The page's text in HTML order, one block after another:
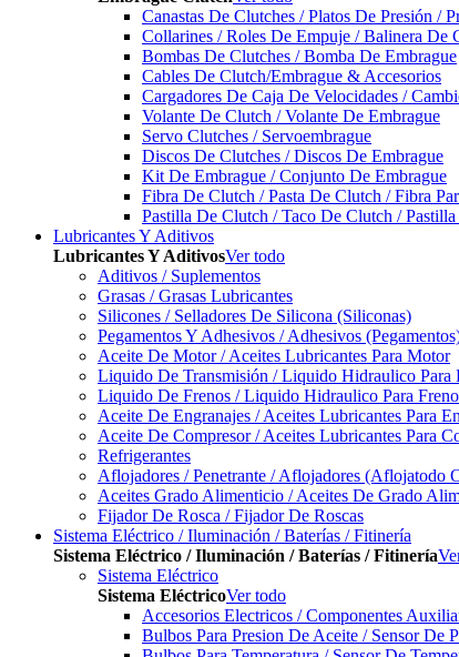
Canastas De Clutches / Platos De Presión /
Collarines / Roles De Empuje / Balinera De
Bombas De Clutches / Bomba De Embrague
Cables De Clutch/Embrague & Accesorios
Cargadores De Caja De Velocidades /
Volante De Clutch / Volante De Embrague
Servo Clutches / Servoembrague
Discos De Clutches / Discos De Embrague
Kit De Embrague / Conjunto De Embrague
Fibra De Clutch / Pasta De Clutch / Fibra
Pastilla De Clutch / Taco De Clutch /
Lubricantes Y Aditivos
Lubricantes Y AditivosVer todo
Aditivos / Suplementos
Grasas / Grasas Lubricantes
Silicones / Selladores De Silicona (Siliconas)
Pegamentos Y Adhesivos / Adhesivos
Aceite De Motor / Aceites Lubricantes Para Motor
Liquido De Transmisión / Liquido Hidraulico Para
Liquido De Frenos / Liquido Hidraulico Para
Aceite De Engranajes / Aceites Lubricantes Para
Aceite De Compresor / Aceites Lubricantes Para
Refrigerantes
Aflojadores / Penetrante / Aflojadores (Aflojatodo
Aceites Grado Alimenticio / Aceites De Grado
Fijador De Rosca / Fijador De Roscas
Sistema Eléctrico / Iluminación / Baterías / Fitinería
Sistema Eléctrico / Iluminación / Baterías / Fitinería
Sistema Eléctrico
Sistema EléctricoVer todo
Accesorios Electricos / Componentes
Bulbos Para Presion De Aceite / Sensor De